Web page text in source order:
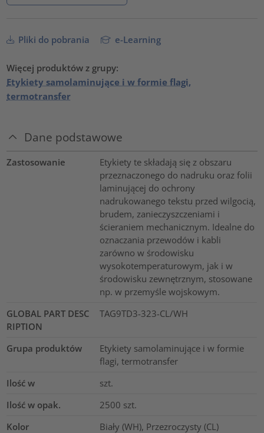
Pliki do pobrania e-Learning
Więcej produktów z grupy:
Etykiety samolaminujące i w formie flagi,
termotransfer
Dane podstawowe
Zastosowanie
Etykiety te składają się z obszaru
przeznaczonego do nadruku oraz folii
laminującej do ochrony
nadrukowanego tekstu przed wilgocią,
brudem, zanieczyszczeniami i
ścieraniem mechanicznym. Idealne do
oznaczania przewodów i kabli
zarówno w środowisku
wysokotemperaturowym, jak i w
środowisku zewnętrznym, stosowane
np. w przemyśle wojskowym.
GLOBAL PART DESC
RIPTION
TAG9TD3-323-CL/WH
Grupa produktów
Etykiety samolaminujące i w formie
flagi, termotransfer
Ilość w
szt.
Ilość w opak.
2500 szt.
Kolor
Biały (WH), Przezroczysty (CL)